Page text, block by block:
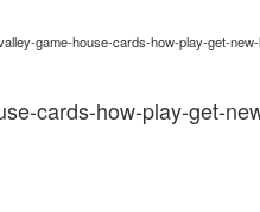
game-house-cards-how-play-get-
cards-how-play-get-